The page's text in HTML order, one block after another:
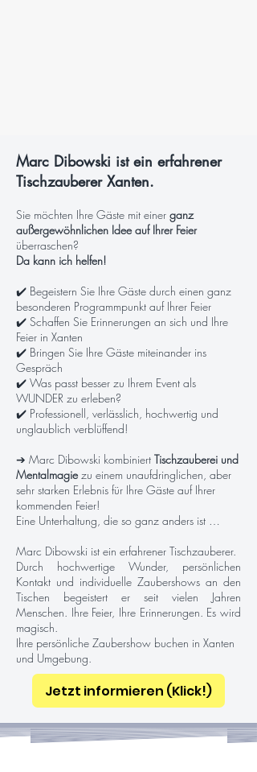
Marc Dibowski ist ein erfahrener
Tischzauberer Xanten.
Sie möchten Ihre Gäste mit einer ganz
außergewöhnlichen Idee auf Ihrer Feier
überraschen?
Da kann ich helfen!
✔️ Begeistern Sie Ihre Gäste durch einen ganz
besonderen Programmpunkt auf Ihrer Feier
✔️ Schaffen Sie Erinnerungen an sich und Ihre
Feier in Xanten
✔️ Bringen Sie Ihre Gäste miteinander ins
Gespräch
✔️ Was passt besser zu Ihrem Event als
WUNDER zu erleben?
✔️ Professionell, verlässlich, hochwertig und
unglaublich verblüffend!
➔ Marc Dibowski kombiniert Tischzauberei und
Mentalmagiezu einem unaufdringlichen, aber
sehr starken Erlebnis für Ihre Gäste auf Ihrer
kommenden Feier!
Eine Unterhaltung, die so ganz anders ist …
Marc Dibowski ist ein erfahrener Tischzauberer.
Durch hochwertige Wunder, persönlichen
Kontakt und individuelle Zaubershows an den
Tischen begeistert er seit vielen Jahren
Menschen. Ihre Feier, Ihre Erinnerungen. Es wird
magisch.
Ihre persönliche Zaubershow buchen in Xanten
und Umgebung.
Jetzt informieren (Klick!)